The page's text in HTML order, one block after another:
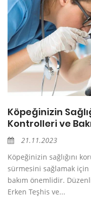
Köpeğinizin
Kontrolleri ve
21.11.2023
Köpeğinizin sağlığını
sürmesini sağlamak
bakım önemlidir.
Erken Teşhis ve...